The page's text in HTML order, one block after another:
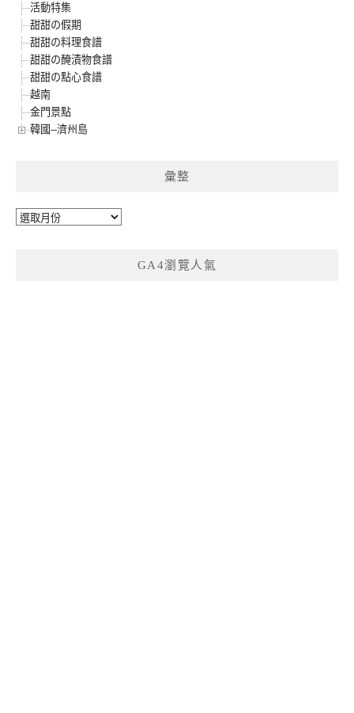
活動特集
甜甜の假期
甜甜の料理食譜
甜甜の醃漬物食譜
甜甜の點心食譜
越南
金門景點
韓國--濟州島
彙整
彙
GA4瀏覽人氣